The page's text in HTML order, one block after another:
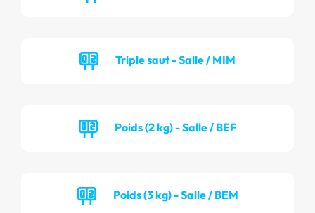
Triple saut - Salle / MIM
Poids (2 kg) - Salle / BEF
Poids (3 kg) - Salle / BEM